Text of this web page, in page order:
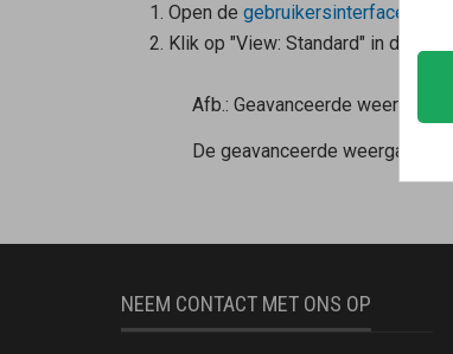
Open de gebruikersinterface van
Klik op "View: Standard" in de
Afb.: Geavanceerde weergave
De geavanceerde weergave is
NEEM CONTACT MET ONS OP